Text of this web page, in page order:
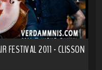
FESTIVAL 2011 - CLISSON